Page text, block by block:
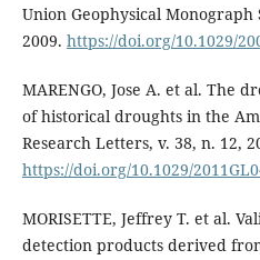
Union Geophysical Monograph
2009. https://doi.org/10.1029/
MARENGO, Jose A. et al. The
of historical droughts in the
Research Letters, v. 38, n. 12,
https://doi.org/10.1029/
MORISETTE, Jeffrey T. et al.
detection products derived